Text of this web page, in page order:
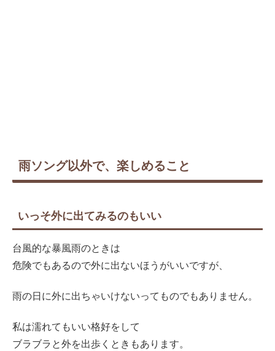
雨ソング以外で、楽しめること
いっそ外に出てみるのもいい
台風的な暴風雨のときは
危険でもあるので外に出ないほうがいいですが、
雨の日に外に出ちゃいけないってものでもありません。
私は濡れてもいい格好をして
ブラブラと外を出歩くときもあります。